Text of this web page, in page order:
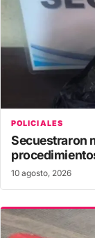
POLICIALES
Secuestraron
10 agosto, 2026